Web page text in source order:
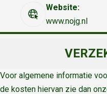
Website:
www.nojg.nl
Voor algemene informatie
de kosten hiervan zie dan